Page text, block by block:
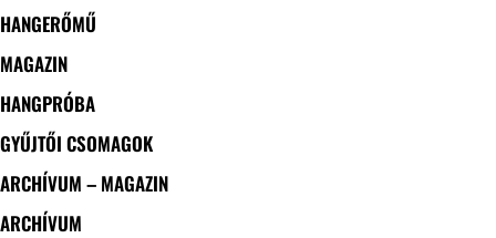
HANGERŐMŰ
MAGAZIN
HANGPRÓBA
GYŰJTŐI CSOMAGOK
ARCHÍVUM – MAGAZIN
ARCHÍVUM